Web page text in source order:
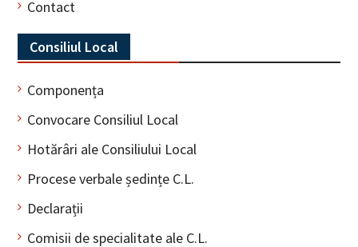
Contact
Consiliul Local
Componența
Convocare Consiliul Local
Hotărâri ale Consiliului Local
Procese verbale ședințe C.L.
Declarații
Comisii de specialitate ale C.L.